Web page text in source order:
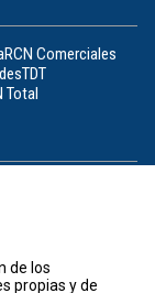
RCN Comerciales
TDT
Total
de los
propias y de